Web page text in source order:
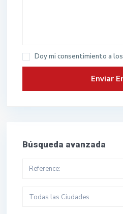
Doy mi consentimiento a los
Búsqueda avanzada
Todas las Ciudades